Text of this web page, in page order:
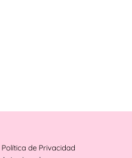
Política de Privacidad